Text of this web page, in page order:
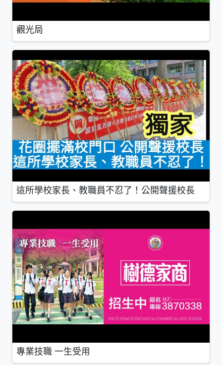
觀光局
這所學校家長、教職員不忍了！公開聲援校長
專業技職 一生受用